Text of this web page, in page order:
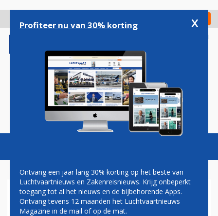
gaan
Check in
Magazine Podcasts Vacatures
SIMULATOREN
Profiteer nu van 30% korting x
Ontvang een jaar lang 30% korting op het beste van
Luchtvaartnieuws en Zakenreisnieuws. Krijg onbeperkt
toegang tot al het nieuws en de bijbehorende Apps.
Ontvang tevens 12 maanden het Luchtvaartnieuws
Magazine in de mail of op de mat.